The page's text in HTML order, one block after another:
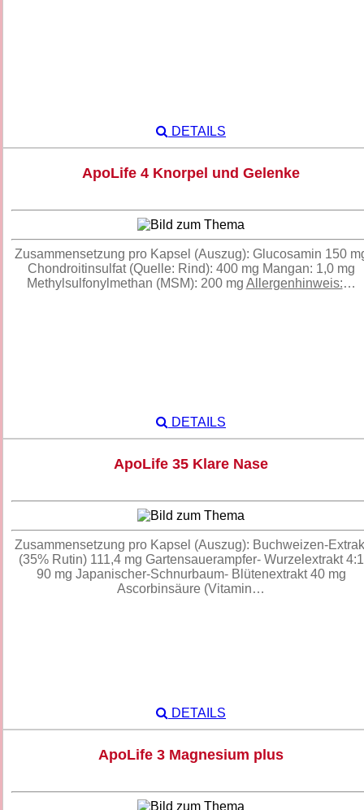
DETAILS
ApoLife 4 Knorpel und Gelenke
Zusammensetzung pro Kapsel (Auszug): Glucosamin 150
Chondroitinsulfat (Quelle: Rind): 400 mg Mangan: 1,0 mg
Methylsulfonylmethan (MSM): 200 mg Allergenhinweis:…
DETAILS
ApoLife 35 Klare Nase
Zusammensetzung pro Kapsel (Auszug): Buchweizen-
(35% Rutin) 111,4 mg Gartensauerampfer- Wurzelextrakt 4:1
90 mg Japanischer-Schnurbaum- Blütenextrakt 40 mg
Ascorbinsäure (Vitamin…
DETAILS
ApoLife 3 Magnesium plus